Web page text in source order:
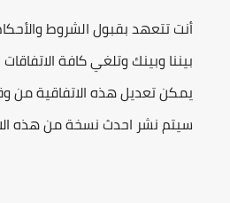
أنت تتعهد بقبول الشروط
بيننا وبينك وتلغي كافة
يمكن تعديل هذه الاتفاقية من
سيتم نشر احدث نسخة من هذه